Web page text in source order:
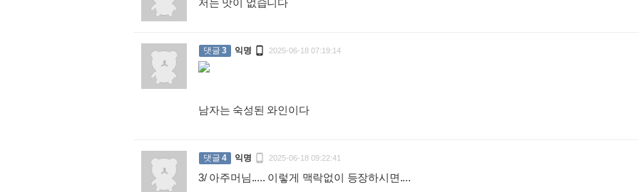
저는 맛이 없습니다
댓글3 익명  2025-06-18 07:19:14
남자는 숙성된 와인이다
댓글4 익명  2025-06-18 09:22:41
3/ 아주머님..... 이렇게 맥락없이 등장하시면....